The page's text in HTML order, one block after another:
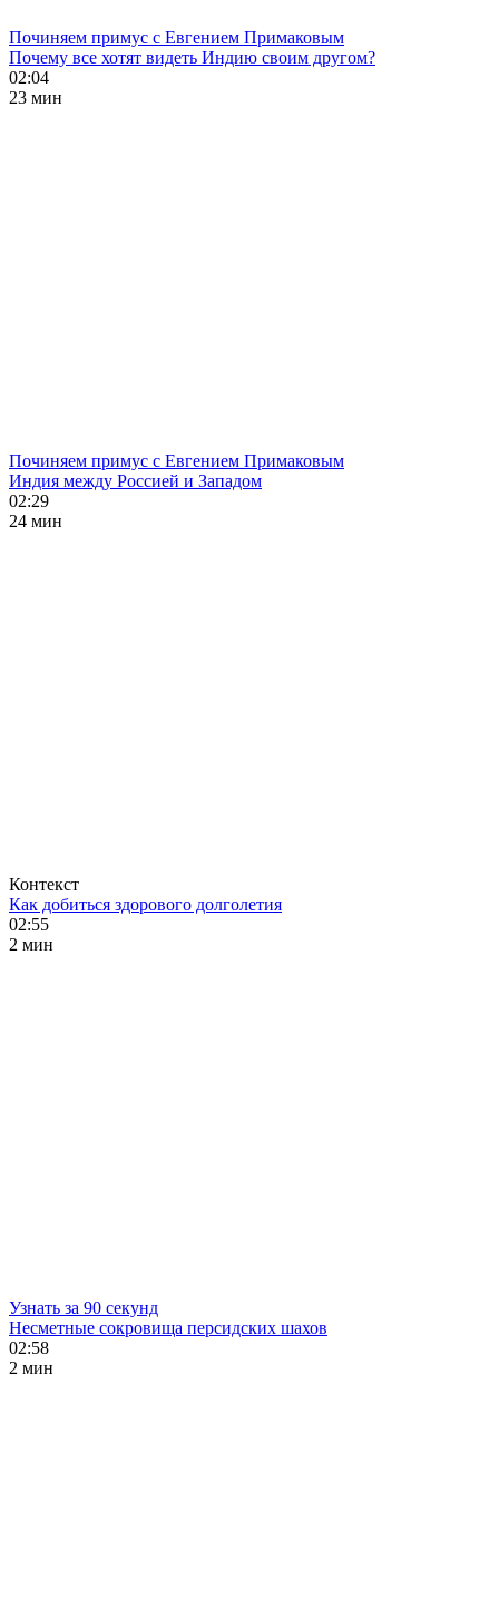
Починяем примус с Евгением Примаковым
Почему все хотят видеть Индию своим другом?
02:04
23 мин
Починяем примус с Евгением Примаковым
Индия между Россией и Западом
02:29
24 мин
Контекст
Как добиться здорового долголетия
02:55
2 мин
Узнать за 90 секунд
Несметные сокровища персидских шахов
02:58
2 мин